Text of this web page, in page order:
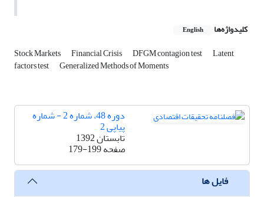
کلیدواژه‌ها English
Stock Markets Financial Crisis DFGM contagion test Latent
factors test Generalized Methods of Moments
دوره 48، شماره 2 - شماره
پیاپی 2
تابستان 1392
صفحه179-199
فایل ها